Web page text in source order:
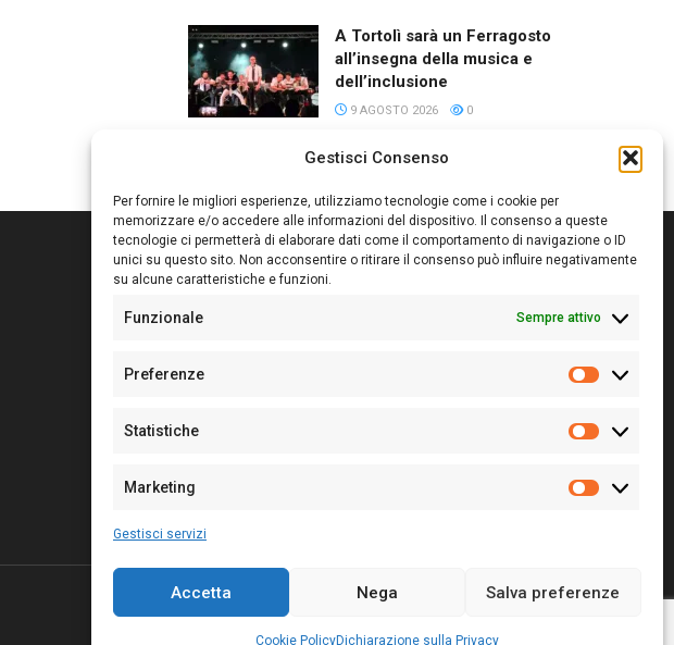
Gestisci Consenso
Per fornire le migliori esperienze, utilizziamo tecnologie come i cookie per
memorizzare e/o accedere alle informazioni del dispositivo. Il consenso a queste
tecnologie ci permetterà di elaborare dati come il comportamento di navigazione o ID
unici su questo sito. Non acconsentire o ritirare il consenso può influire negativamente
su alcune caratteristiche e funzioni.
Funzionale Sempre attivo
Preferenze
Statistiche
Statistiche
Marketing
Marketing
Gestisci servizi
Accetta Nega Salva preferenze
Cookie PolicyDichiarazione sulla Privacy
A Tortolì sarà un Ferragosto
all’insegna della musica e
dell’inclusione
9 AGOSTO 2026 0
Editore:Giampaolo Cirronis Ditta individuale
Sede:
N° di iscrizione al ROC:
N° 128/2020 del 10/02/2020
Per la Pubblicità: